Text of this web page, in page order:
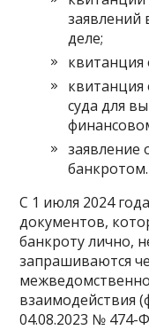
деле;
квитанция
квитанция
суда для
заявление
банкротом.
С 1 июля 2024
документов,
банкроту лично,
запрашиваются
взаимодействия
04.08.2023 № 474-